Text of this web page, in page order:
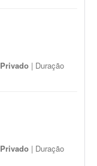
Privado | Duração
Privado | Duração